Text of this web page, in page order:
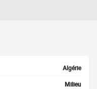
Algérie
Milieu